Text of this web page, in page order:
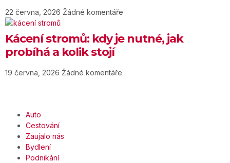
22 června, 2026 Žádné komentáře
Kácení stromů: kdy je nutné, jak
probíhá a kolik stojí
19 června, 2026 Žádné komentáře
Auto
Cestování
Zaujalo nás
Bydlení
Podnikání